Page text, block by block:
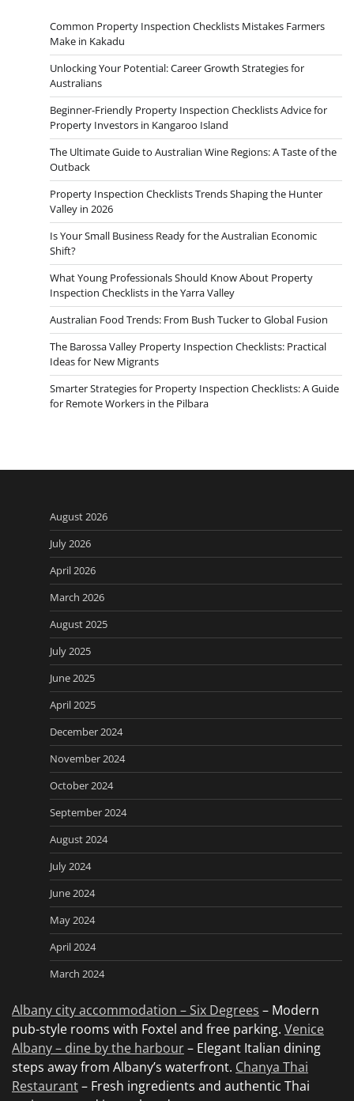
Common Property Inspection Checklists Mistakes Farmers
Make in Kakadu
Unlocking Your Potential: Career Growth Strategies for
Australians
Beginner-Friendly Property Inspection Checklists Advice for
Property Investors in Kangaroo Island
The Ultimate Guide to Australian Wine Regions: A Taste of the
Outback
Property Inspection Checklists Trends Shaping the Hunter
Valley in 2026
Is Your Small Business Ready for the Australian Economic
Shift?
What Young Professionals Should Know About Property
Inspection Checklists in the Yarra Valley
Australian Food Trends: From Bush Tucker to Global Fusion
The Barossa Valley Property Inspection Checklists: Practical
Ideas for New Migrants
Smarter Strategies for Property Inspection Checklists: A Guide
for Remote Workers in the Pilbara
August 2026
July 2026
April 2026
March 2026
August 2025
July 2025
June 2025
April 2025
December 2024
November 2024
October 2024
September 2024
August 2024
July 2024
June 2024
May 2024
April 2024
March 2024
Albany city accommodation – Six Degrees – Modern
pub-style rooms with Foxtel and free parking. Venice
Albany – dine by the harbour– Elegant Italian dining
steps away from Albany’s waterfront. Chanya Thai
Restaurant– Fresh ingredients and authentic Thai